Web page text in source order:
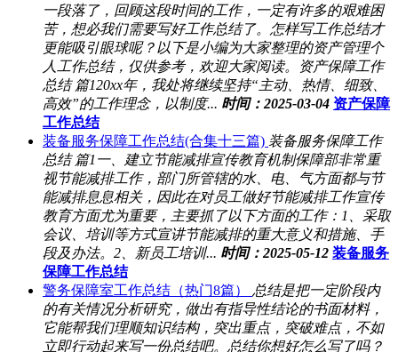
一段落了，回顾这段时间的工作，一定有许多的艰难困
苦，想必我们需要写好工作总结了。怎样写工作总结才
更能吸引眼球呢？以下是小编为大家整理的资产管理个
人工作总结，仅供参考，欢迎大家阅读。资产保障工作
总结 篇120xx年，我处将继续坚持“主动、热情、细致、
高效”的工作理念，以制度... 时间：2025-03-04 资产保障
工作总结
装备服务保障工作总结(合集十三篇) 装备服务保障工作
总结 篇1一、建立节能减排宣传教育机制保障部非常重
视节能减排工作，部门所管辖的水、电、气方面都与节
能减排息息相关，因此在对员工做好节能减排工作宣传
教育方面尤为重要，主要抓了以下方面的工作：1、采取
会议、培训等方式宣讲节能减排的重大意义和措施、手
段及办法。2、新员工培训... 时间：2025-05-12 装备服务
保障工作总结
警务保障室工作总结（热门8篇）
总结是把一定阶段内
的有关情况分析研究，做出有指导性结论的书面材料，
它能帮我们理顺知识结构，突出重点，突破难点，不如
立即行动起来写一份总结吧。总结你想好怎么写了吗？